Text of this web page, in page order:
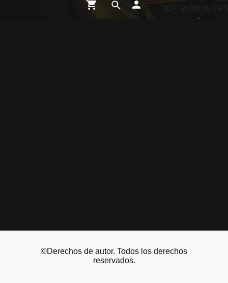
©Derechos de autor. Todos los derechos
reservados.